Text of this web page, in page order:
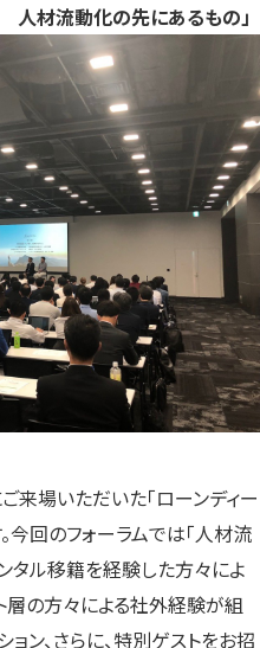
人材流動化の先にあるもの」
来場いただいた「ローンディー
今回のフォーラムでは「人材流
タル移籍を経験した方々によ
層の方々による社外経験が組
ン、さらに、特別ゲストをお招